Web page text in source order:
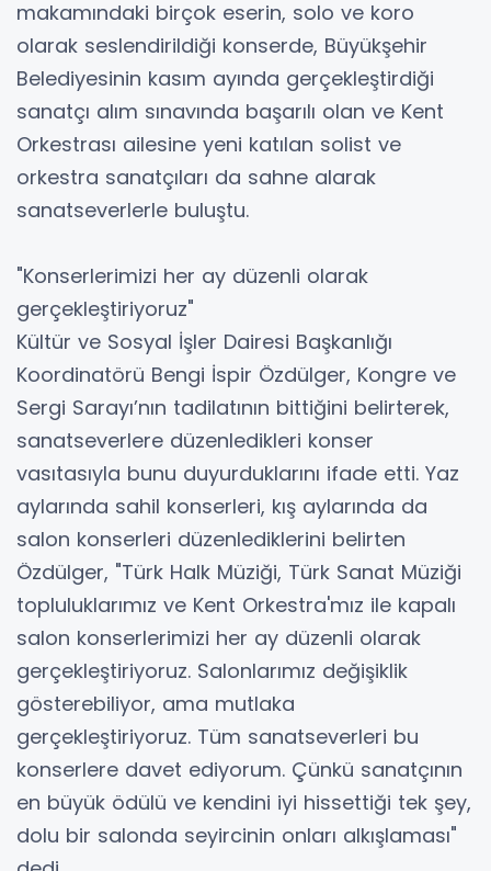
makamındaki birçok eserin, solo ve koro
olarak seslendirildiği konserde, Büyükşehir
Belediyesinin kasım ayında gerçekleştirdiği
sanatçı alım sınavında başarılı olan ve Kent
Orkestrası ailesine yeni katılan solist ve
orkestra sanatçıları da sahne alarak
sanatseverlerle buluştu.
"Konserlerimizi her ay düzenli olarak
gerçekleştiriyoruz"
Kültür ve Sosyal İşler Dairesi Başkanlığı
Koordinatörü Bengi İspir Özdülger, Kongre ve
Sergi Sarayı’nın tadilatının bittiğini belirterek,
sanatseverlere düzenledikleri konser
vasıtasıyla bunu duyurduklarını ifade etti. Yaz
aylarında sahil konserleri, kış aylarında da
salon konserleri düzenlediklerini belirten
Özdülger, "Türk Halk Müziği, Türk Sanat Müziği
topluluklarımız ve Kent Orkestra'mız ile kapalı
salon konserlerimizi her ay düzenli olarak
gerçekleştiriyoruz. Salonlarımız değişiklik
gösterebiliyor, ama mutlaka
gerçekleştiriyoruz. Tüm sanatseverleri bu
konserlere davet ediyorum. Çünkü sanatçının
en büyük ödülü ve kendini iyi hissettiği tek şey,
dolu bir salonda seyircinin onları alkışlaması"